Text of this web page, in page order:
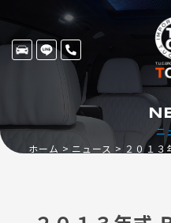
ニ
ホーム ニュース